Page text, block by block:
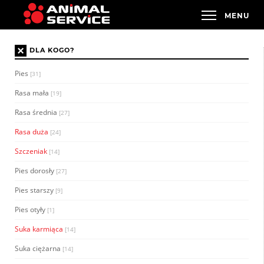
× DLA KOGO?
Pies [31]
Rasa mała [19]
Rasa średnia [27]
Rasa duża [24]
Szczeniak [14]
Pies dorosły [27]
Pies starszy [9]
Pies otyły [1]
Suka karmiąca [14]
Suka ciężarna [14]